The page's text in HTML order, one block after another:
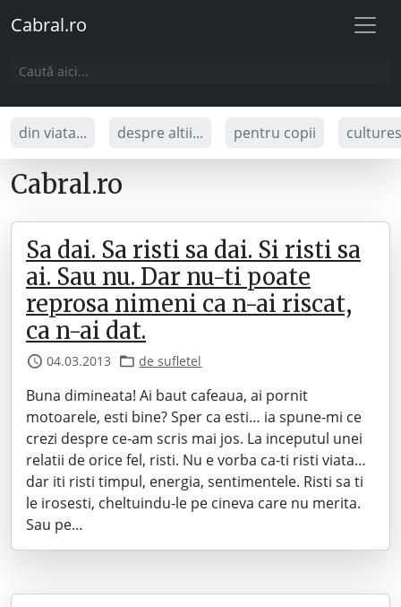
Cabral.ro
din viata... despre altii... pentru copii
Cabral.ro
Sa dai. Sa risti sa dai. Si risti sa
ai. Sau nu. Dar nu-ti poate
reprosa nimeni ca n-ai riscat,
ca n-ai dat.
04.03.2013 de sufletel
Buna dimineata! Ai baut cafeaua, ai pornit
motoarele, esti bine? Sper ca esti… ia spune-mi ce
crezi despre ce-am scris mai jos. La inceputul unei
relatii de orice fel, risti. Nu e vorba ca-ti risti viata…
dar iti risti timpul, energia, sentimentele. Risti sa ti
le irosesti, cheltuindu-le pe cineva care nu merita.
Sau pe…